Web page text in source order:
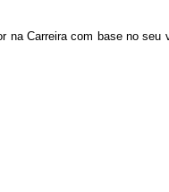
na Carreira com base no seu